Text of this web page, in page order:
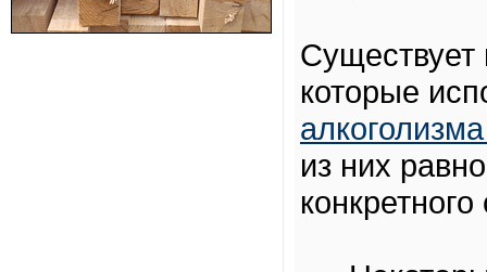
Существует
которые
из них